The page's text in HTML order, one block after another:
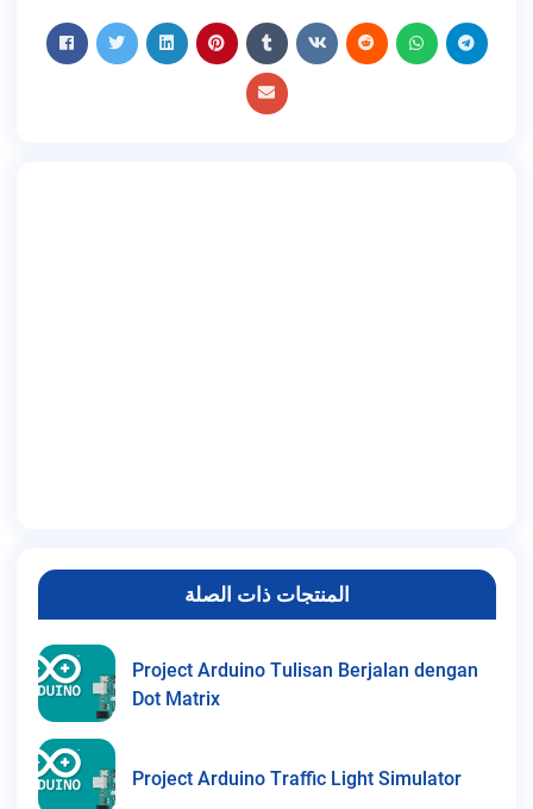
المنتجات ذات الصلة
Project Arduino Tulisan Berjalan dengan
Dot Matrix
Project Arduino Traffic Light Simulator